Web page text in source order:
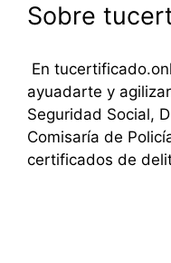
Sobre
En
ayuadarte y
Seguridad Social,
Comisaría de
certificados de